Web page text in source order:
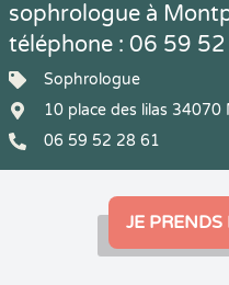
sophrologue à
téléphone : 06 59
Sophrologue
10 place des lilas 34070
06 59 52 28 61
JE